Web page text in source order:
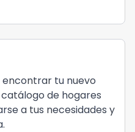
tu nuevo
de hogares
a tus necesidades y